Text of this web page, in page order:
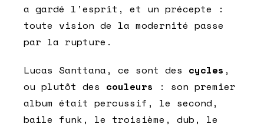
a gardé l’esprit, et un précepte :
toute vision de la modernité passe
par la rupture.
Lucas Santtana, ce sont des cycles ,
ou plutôt des couleurs : son premier
album était percussif, le second,
baile funk, le troisième, dub, le